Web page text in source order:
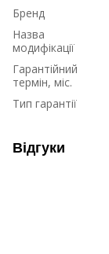
Бренд
Назва
модифікації
Гарантійний
термін, міс.
Тип гарантії
Відгуки